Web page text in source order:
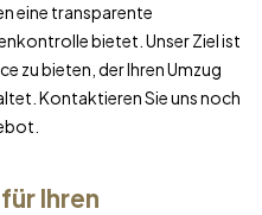
eine transparente
bietet. Unser Ziel ist
zu bieten, der Ihren Umzug
Kontaktieren Sie uns noch
Ihren